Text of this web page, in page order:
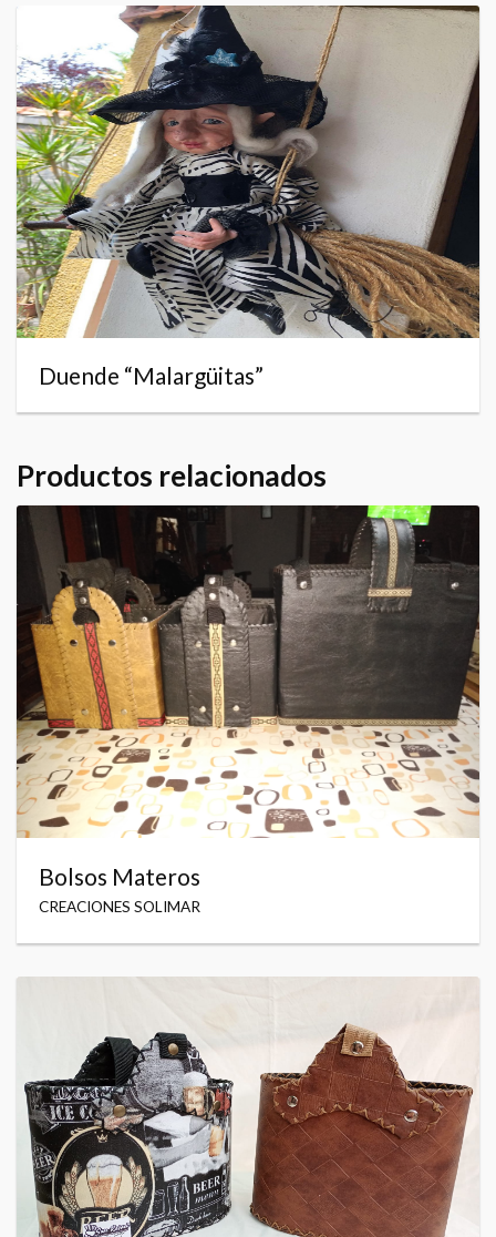
Duende “Malargüitas”
Productos relacionados
Bolsos Materos
CREACIONES SOLIMAR